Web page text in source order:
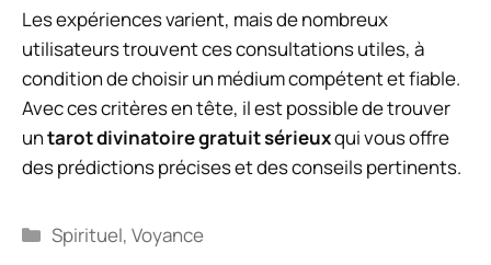
Les expériences varient, mais de nombreux
utilisateurs trouvent ces consultations utiles, à
condition de choisir un médium compétent et fiable.
Avec ces critères en tête, il est possible de trouver
untarot divinatoire gratuit sérieuxqui vous offre
des prédictions précises et des conseils pertinents.
Catégories
Spirituel,Voyance